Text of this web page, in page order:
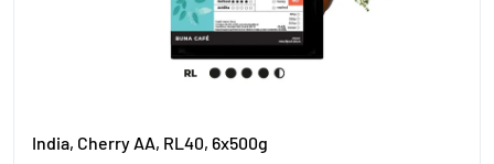
India, Cherry AA, RL40, 6x500g